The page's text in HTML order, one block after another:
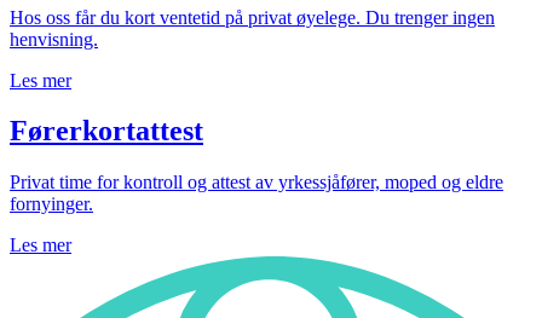
Hos oss får du kort ventetid på privat øyelege. Du trenger ingen
henvisning.
Les mer
Førerkortattest
Privat time for kontroll og attest av yrkessjåfører, moped og eldre
fornyinger.
Les mer